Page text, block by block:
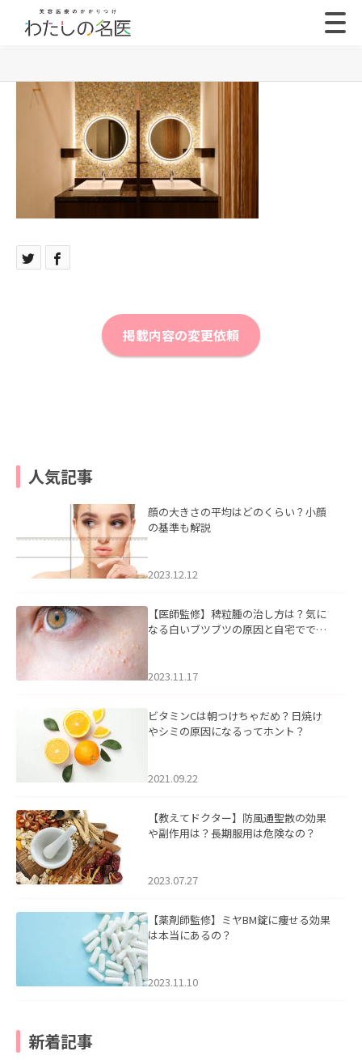
掲載内容の変更依頼
人気記事
顔の大きさの平均はどのくらい？小顔
の基準も解説
2023.12.12
【医師監修】稗粒腫の治し方は？気に
なる白いブツブツの原因と自宅ででき
2023.11.17
ビタミンCは朝つけちゃだめ？日焼け
やシミの原因になるってホント？
2021.09.22
【教えてドクター】防風通聖散の効果
や副作用は？長期服用は危険なの？
2023.07.27
【薬剤師監修】ミヤBM錠に痩せる効果
は本当にあるの？
2023.11.10
新着記事